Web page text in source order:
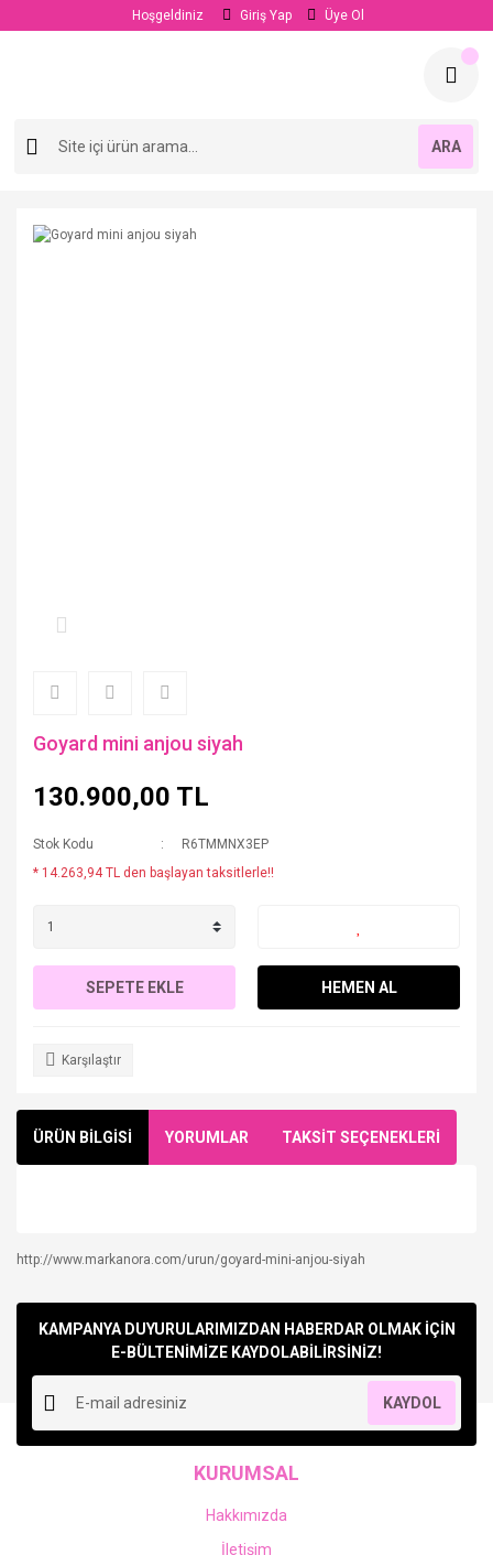
Hoşgeldiniz Giriş Yap Üye Ol
ARA
Goyard mini anjou siyah
130.900,00 TL
Stok Kodu
R6TMMNX3EP
* 14.263,94 TL den başlayan taksitlerle!!
SEPETE EKLE HEMEN AL
Karşılaştır
ÜRÜN BİLGİSİ YORUMLAR TAKSİT SEÇENEKLERİ
Yorum Yaz
http://www.markanora.com/urun/goyard-mini-anjou-siyah
KAMPANYA DUYURULARIMIZDAN HABERDAR OLMAK İÇİN
E-BÜLTENİMİZE KAYDOLABİLİRSİNİZ!
KAYDOL
KURUMSAL
Hakkımızda
İletişim